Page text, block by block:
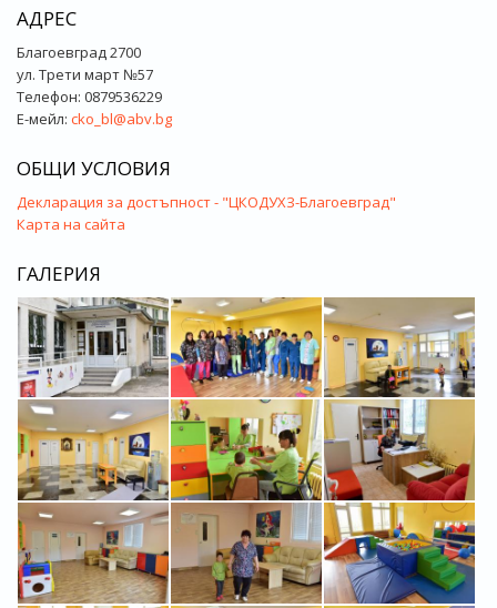
АДРЕС
Благоевград 2700
ул. Трети март №57
Телефон: 0879536229
Е-мейл: cko_bl@abv.bg
ОБЩИ УСЛОВИЯ
Декларация за достъпност - "ЦКОДУХЗ-Благоевград"
Карта на сайта
ГАЛЕРИЯ